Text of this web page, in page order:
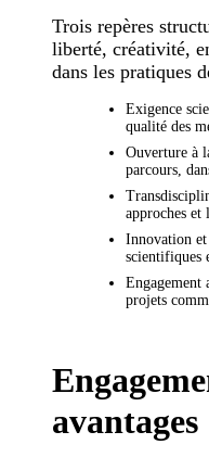
Trois repères
liberté, créativité,
dans les pratiques
Exigence
qualité des
Ouverture à
parcours,
approches et
Innovation et
scientifiques
Engagement
projets
avantages